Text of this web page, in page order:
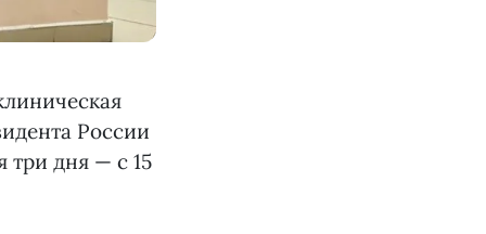
России
три дня — с 15